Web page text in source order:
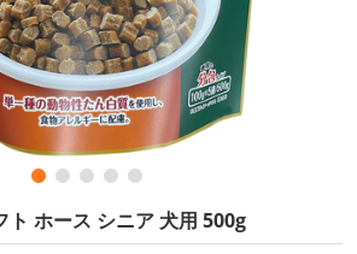
ト ホース シニア 犬用 500g